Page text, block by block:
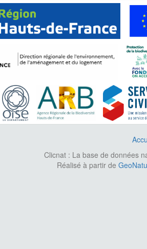
Clicnat : La base de données
Réalisé à partir de